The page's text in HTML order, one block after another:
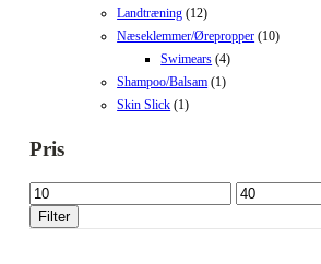
Landtræning (12)
Næseklemmer/Ørepropper (10)
Swimears (4)
Shampoo/Balsam (1)
Skin Slick (1)
Pris
Mindste
pris
Højeste
pris
Filter